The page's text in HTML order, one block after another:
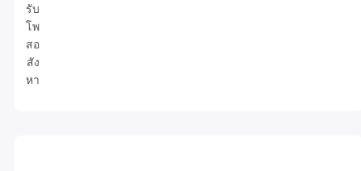
รับ
โพ
สอ
สัง
หา